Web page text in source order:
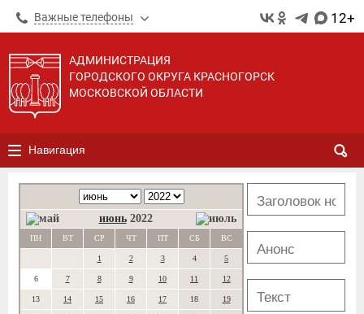
Важные телефоны 12+
АДМИНИСТРАЦИЯ
ГОРОДСКОГО ОКРУГА КРАСНОГОРСК
МОСКОВСКОЙ ОБЛАСТИ
Навигация
июнь 2022
ПН ВТ СР ЧТ ПТ СБ ВС
1 2 3 4 5
6 7 8 9 10 11 12
13 14 15 16 17 18 19